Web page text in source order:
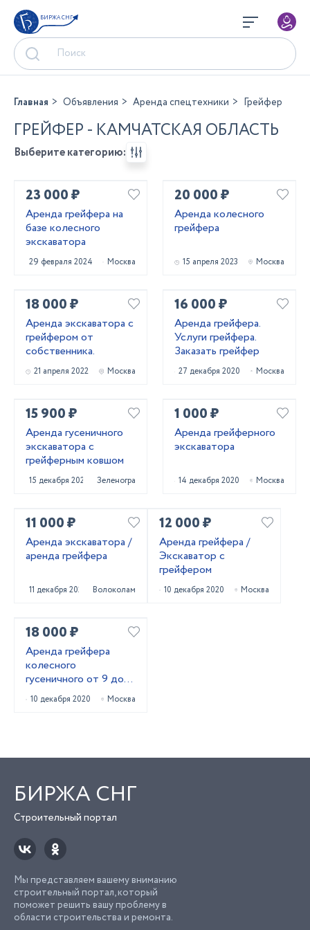
БИРЖА СНГ
Главная Объявления Аренда спецтехники Грейфер
ГРЕЙФЕР - КАМЧАТСКАЯ ОБЛАСТЬ
Выберите категорию:
23 000 ₽
Аренда грейфера на
базе колесного
экскаватора
29 февраля 2024 Москва
20 000 ₽
Аренда колесного
грейфера
15 апреля 2023 Москва
18 000 ₽
Аренда экскаватора с
грейфером от
собственника.
21 апреля 2022 Москва
16 000 ₽
Аренда грейфера.
Услуги грейфера.
Заказать грейфер
27 декабря 2020 Москва
15 900 ₽
Аренда гусеничного
экскаватора с
грейферным ковшом
15 декабря 2020 Зеленоград
1 000 ₽
Аренда грейферного
экскаватора
14 декабря 2020 Москва
11 000 ₽
Аренда экскаватора /
аренда грейфера
11 декабря 2020 Волоколамск
12 000 ₽
Аренда грейфера /
Экскаватор с
грейфером
10 декабря 2020 Москва
18 000 ₽
Аренда грейфера
колесного
гусеничного от 9 до
27м
10 декабря 2020 Москва
БИРЖА СНГ
Строительный портал
Мы представляем вашему вниманию
строительный портал, который
поможет решить вашу проблему в
области строительства и ремонта.